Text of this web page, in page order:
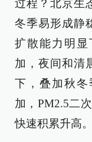
过程？北京生
冬季易形成静
扩散能力明
加，夜间和清
下，叠加秋
加，PM2.5二
快速积累升高。